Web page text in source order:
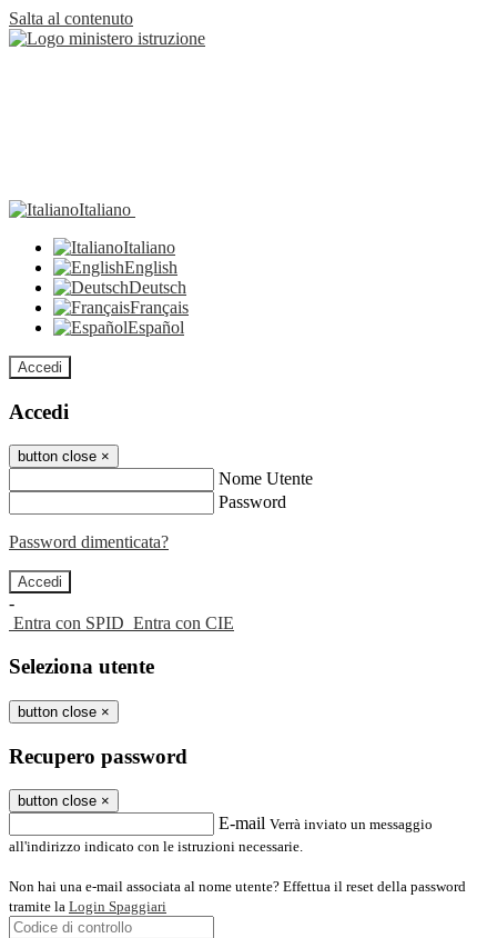
Salta al contenuto
Italiano
Italiano
English
Deutsch
Français
Español
Accedi
Accedi
button close ×
Nome Utente
Password
Password dimenticata?
-
Entra con SPID Entra con CIE
Seleziona utente
button close ×
Recupero password
button close ×
E-mail Verrà inviato un messaggio
all'indirizzo indicato con le istruzioni necessarie.
Non hai una e-mail associata al nome utente? Effettua il reset della password
tramite la Login Spaggiari